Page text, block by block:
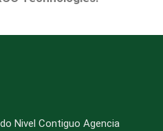
Nivel Contiguo Agencia